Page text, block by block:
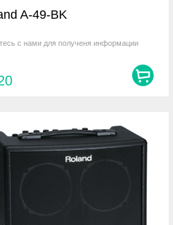
A-49-BK
с нами для полученя информации